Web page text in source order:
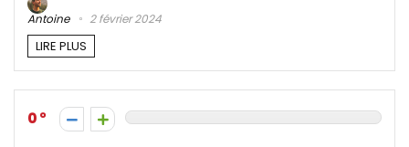
Antoine 2 février 2024
LIRE PLUS
0